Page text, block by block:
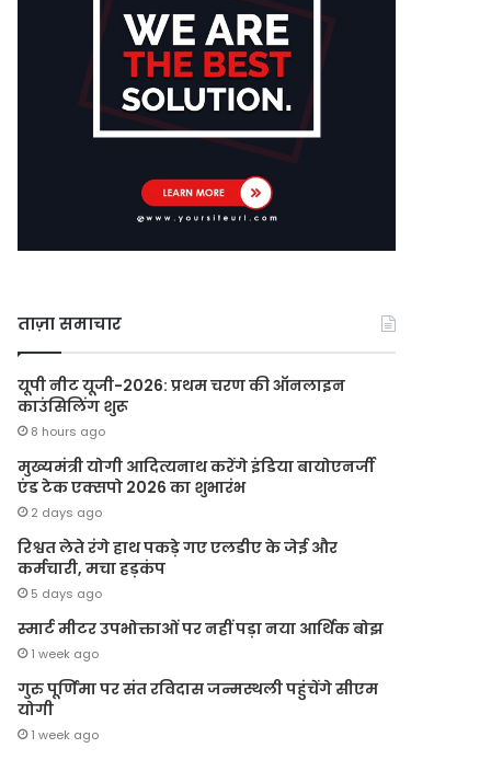
ताज़ा समाचार
यूपी नीट यूजी-2026: प्रथम चरण की ऑनलाइन
काउंसिलिंग शुरू
8 hours ago
मुख्यमंत्री योगी आदित्यनाथ करेंगे इंडिया बायोएनर्जी
एंड टेक एक्सपो 2026 का शुभारंभ
2 days ago
रिश्वत लेते रंगे हाथ पकड़े गए एलडीए के जेई और
कर्मचारी, मचा हड़कंप
5 days ago
स्मार्ट मीटर उपभोक्ताओं पर नहीं पड़ा नया आर्थिक बोझ
1 week ago
गुरु पूर्णिमा पर संत रविदास जन्मस्थली पहुंचेंगे सीएम
योगी
1 week ago